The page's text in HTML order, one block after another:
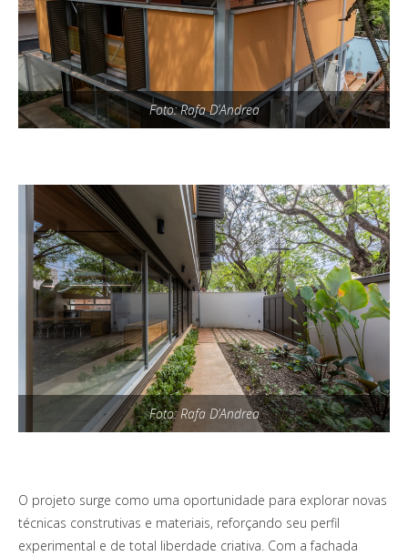
Foto: Rafa D’Andrea
Foto: Rafa D’Andrea
O projeto surge como uma oportunidade para explorar novas
técnicas construtivas e materiais, reforçando seu perfil
experimental e de total liberdade criativa. Com a fachada